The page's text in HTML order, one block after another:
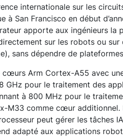
internationale sur les
à San Francisco en début
apporte aux ingénieurs la
sur les robots ou sur
sans dépendre de
cœurs Arm Cortex-A55 avec
GHz pour le traitement des
à 800 MHz pour le
M33 comme cœur
peut gérer les tâches
adapté aux applications